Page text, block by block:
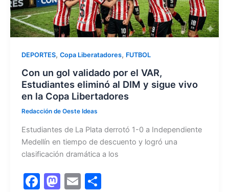
DEPORTES, Copa Liberatadores, FUTBOL
Con un gol validado por el VAR,
Estudiantes eliminó al DIM y sigue vivo
en la Copa Libertadores
Redacción de Oeste Ideas
Estudiantes de La Plata derrotó 1-0 a Independiente
Medellín en tiempo de descuento y logró una
clasificación dramática a los
F M E C